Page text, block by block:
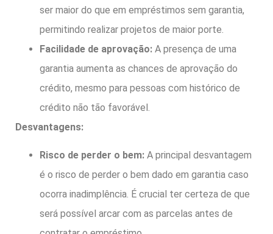
ser maior do que em empréstimos sem garantia,
permitindo realizar projetos de maior porte.
Facilidade de aprovação: A presença de uma
garantia aumenta as chances de aprovação do
crédito, mesmo para pessoas com histórico de
crédito não tão favorável.
Desvantagens:
Risco de perder o bem: A principal desvantagem
é o risco de perder o bem dado em garantia caso
ocorra inadimplência. É crucial ter certeza de que
será possível arcar com as parcelas antes de